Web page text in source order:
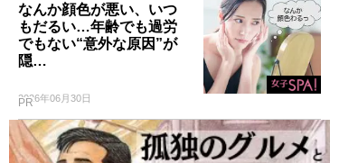
なんか顔色が悪い、いつ
もだるい…年齢でも過労
でもない“意外な原因”が
隠…
2026年06月30日
PR